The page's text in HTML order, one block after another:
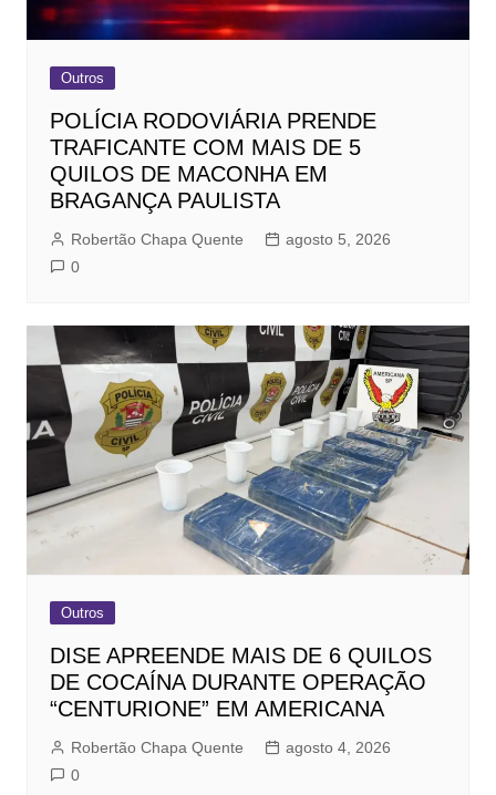
Outros
POLÍCIA RODOVIÁRIA PRENDE
TRAFICANTE COM MAIS DE 5
QUILOS DE MACONHA EM
BRAGANÇA PAULISTA
Robertão Chapa Quente
agosto 5, 2026
0
Outros
DISE APREENDE MAIS DE 6 QUILOS
DE COCAÍNA DURANTE OPERAÇÃO
“CENTURIONE” EM AMERICANA
Robertão Chapa Quente
agosto 4, 2026
0